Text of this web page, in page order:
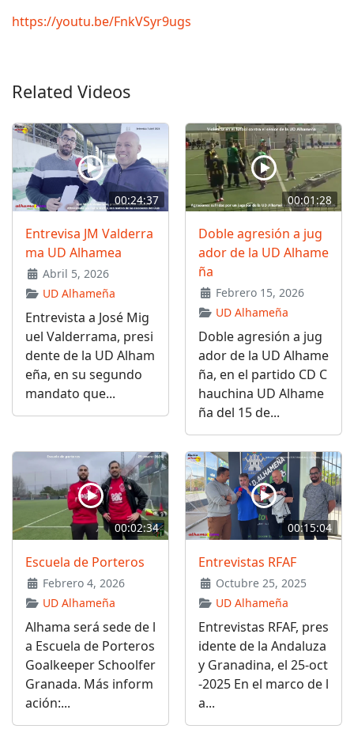
https://youtu.be/FnkVSyr9ugs
Related Videos
00:24:37
Entrevisa JM Valderra
ma UD Alhamea
Abril 5, 2026
UD Alhameña
Entrevista a José Mig
uel Valderrama, presi
dente de la UD Alham
eña, en su segundo
mandato que...
00:01:28
Doble agresión a jug
ador de la UD Alhame
ña
Febrero 15, 2026
UD Alhameña
Doble agresión a jug
ador de la UD Alhame
ña, en el partido CD C
hauchina UD Alhame
ña del 15 de...
00:02:34
Escuela de Porteros
Febrero 4, 2026
UD Alhameña
Alhama será sede de l
a Escuela de Porteros
Goalkeeper Schoolfer
Granada. Más inform
ación:...
00:15:04
Entrevistas RFAF
Octubre 25, 2025
UD Alhameña
Entrevistas RFAF, pres
idente de la Andaluza
y Granadina, el 25-oct
-2025 En el marco de l
a...